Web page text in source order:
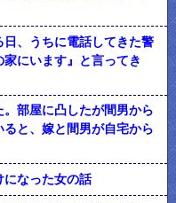
、うちに電話してきた警
にいます』と言ってき
部屋に凸したが間男から
と、嫁と間男が自宅から
になった女の話